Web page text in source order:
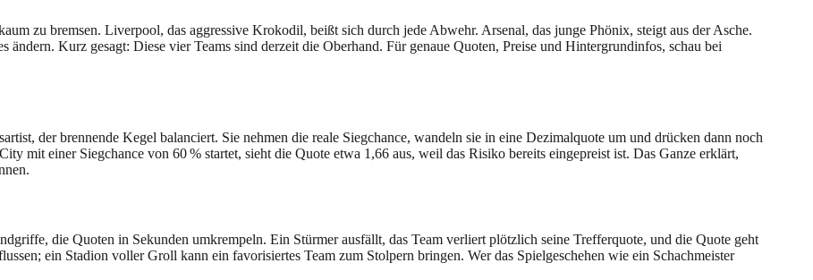
zu bremsen. Liverpool, das aggressive Krokodil, beißt sich durch jede Abwehr. Arsenal, das junge Phönix, steigt aus der Asche.
ändern. Kurz gesagt: Diese vier Teams sind derzeit die Oberhand. Für genaue Quoten, Preise und Hintergrundinfos, schau bei
der brennende Kegel balanciert. Sie nehmen die reale Siegchance, wandeln sie in eine Dezimalquote um und drücken dann noch
mit einer Siegchance von 60 % startet, sieht die Quote etwa 1,66 aus, weil das Risiko bereits eingepreist ist. Das Ganze erklärt,
die Quoten in Sekunden umkrempeln. Ein Stürmer ausfällt, das Team verliert plötzlich seine Trefferquote, und die Quote geht
ein Stadion voller Groll kann ein favorisiertes Team zum Stolpern bringen. Wer das Spielgeschehen wie ein Schachmeister